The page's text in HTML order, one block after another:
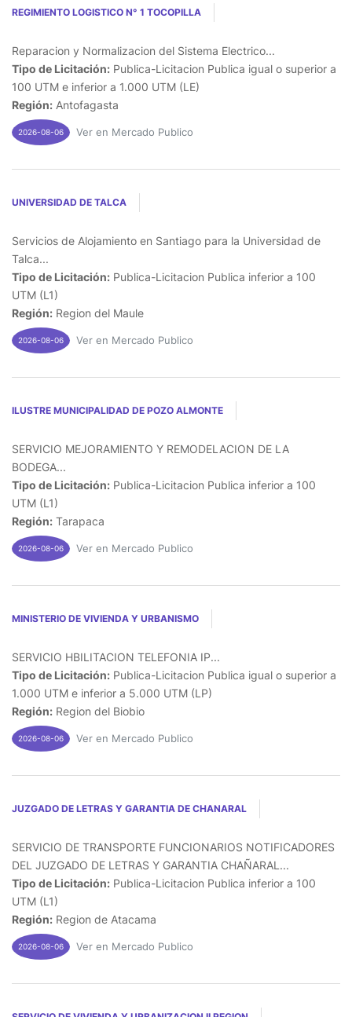
REGIMIENTO LOGISTICO N° 1 TOCOPILLA
Reparacion y Normalizacion del Sistema Electrico...
Tipo de Licitación: Publica-Licitacion Publica igual o superior a
100 UTM e inferior a 1.000 UTM (LE)
Región: Antofagasta
2026-08-06 Ver en Mercado Publico
UNIVERSIDAD DE TALCA
Servicios de Alojamiento en Santiago para la Universidad de
Talca...
Tipo de Licitación: Publica-Licitacion Publica inferior a 100
UTM (L1)
Región: Region del Maule
2026-08-06 Ver en Mercado Publico
ILUSTRE MUNICIPALIDAD DE POZO ALMONTE
SERVICIO MEJORAMIENTO Y REMODELACION DE LA
BODEGA...
Tipo de Licitación: Publica-Licitacion Publica inferior a 100
UTM (L1)
Región: Tarapaca
2026-08-06 Ver en Mercado Publico
MINISTERIO DE VIVIENDA Y URBANISMO
SERVICIO HBILITACION TELEFONIA IP...
Tipo de Licitación: Publica-Licitacion Publica igual o superior a
1.000 UTM e inferior a 5.000 UTM (LP)
Región: Region del Biobio
2026-08-06 Ver en Mercado Publico
JUZGADO DE LETRAS Y GARANTIA DE CHANARAL
SERVICIO DE TRANSPORTE FUNCIONARIOS NOTIFICADORES
DEL JUZGADO DE LETRAS Y GARANTIA CHAÑARAL...
Tipo de Licitación: Publica-Licitacion Publica inferior a 100
UTM (L1)
Región: Region de Atacama
2026-08-06 Ver en Mercado Publico